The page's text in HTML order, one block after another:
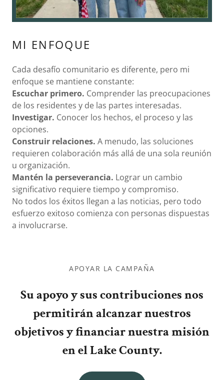
MI ENFOQUE
Cada desafío comunitario es diferente, pero mi
enfoque se mantiene constante:
Escuchar primero. Comprender las preocupaciones
de los residentes y de las partes interesadas.
Investigar. Conocer los hechos, el proceso y las
opciones.
Construir relaciones. A menudo, las soluciones
requieren colaboración más allá de una sola reunión
u organización.
Mantén la perseverancia. Lograr un cambio
significativo requiere tiempo y compromiso.
No todos los éxitos llegan a las noticias, pero todo
esfuerzo exitoso comienza con personas dispuestas
a involucrarse.
APOYAR LA CAMPAÑA
Su apoyo y sus contribuciones nos
permitirán alcanzar nuestros
objetivos y financiar nuestra misión
en el Lake County.